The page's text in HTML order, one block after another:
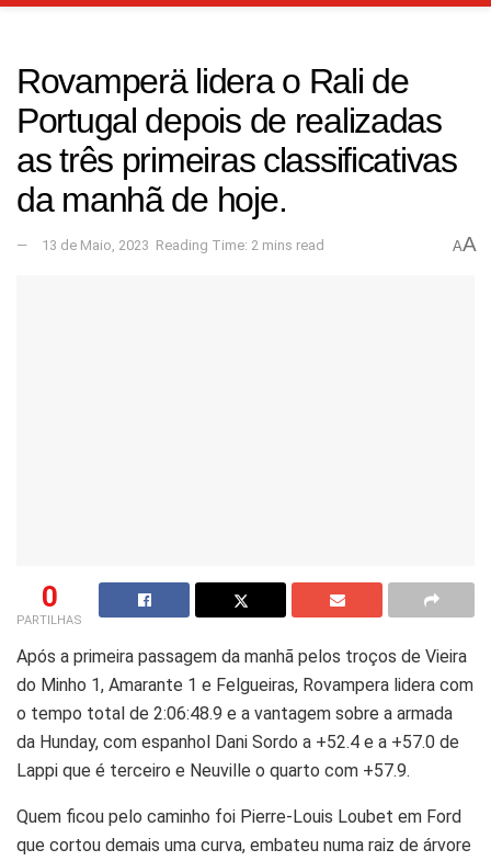
Rovamperä lidera o Rali de
Portugal depois de realizadas
as três primeiras classificativas
da manhã de hoje.
13 de Maio, 2023 Reading Time: 2 mins read AA
0
PARTILHAS
Após a primeira passagem da manhã pelos troços de Vieira
do Minho 1, Amarante 1 e Felgueiras, Rovampera lidera com
o tempo total de 2:06:48.9 e a vantagem sobre a armada
da Hunday, com espanhol Dani Sordo a +52.4 e a +57.0 de
Lappi que é terceiro e Neuville o quarto com +57.9.
Quem ficou pelo caminho foi Pierre-Louis Loubet em Ford
que cortou demais uma curva, embateu numa raiz de árvore